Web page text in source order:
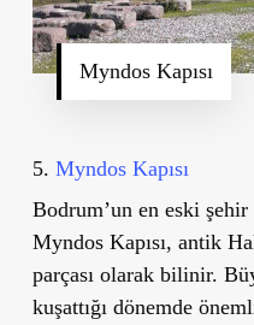
Myndos Kapısı
5. Myndos Kapısı
Bodrum’un en eski şehir
Myndos Kapısı, antik
parçası olarak bilinir.
kuşattığı dönemde